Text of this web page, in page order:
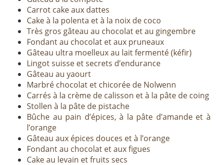
Carrot cake aux dattes
Cake à la polenta et à la noix de coco
Très gros gâteau au chocolat et au gingembre
Fondant au chocolat et aux pruneaux
Gâteau ultra moelleux au lait fermenté (kéfir)
Lingot suisse et secrets d’endurance
Gâteau au yaourt
Marbré chocolat et chicorée de Nolwenn
Carrés à la crème de calisson et à la pâte de coing
Stollen à la pâte de pistache
Bûche au pain d’épices, à la pâte d’amande et à
l’orange
Gâteau aux épices douces et à l’orange
Fondant au chocolat et aux figues
Cake au levain et fruits secs